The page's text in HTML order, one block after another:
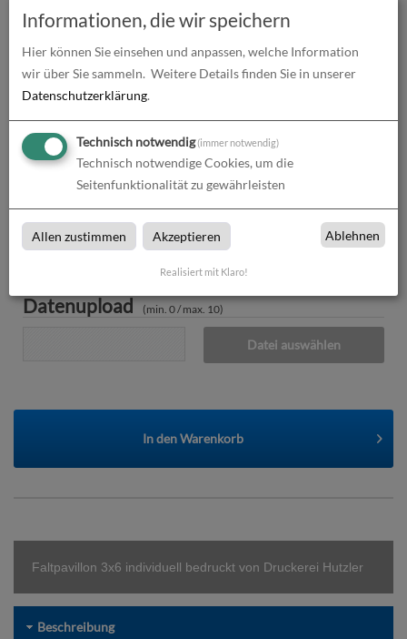
Druckdaten überprüfen 0,00
Produktion und Versand 0,00 €
Gesamtbetrag (netto)
zzgl. 19% MwSt.
Gesamtbetrag (brutto) 1.443,96€
Datenupload (min. 0 / max. 10)
Datei auswählen
In den Warenkorb
Faltpavillon 3x6 individuell bedruckt von Druckerei Hutzler
Beschreibung
Informationen, die wir speichern
Hier können Sie einsehen und anpassen, welche Information
wir über Sie sammeln. Weitere Details finden Sie in unserer
Datenschutzerklärung.
Technisch notwendig(immer notwendig)
Technisch notwendige Cookies, um die
Seitenfunktionalität zu gewährleisten
Allen zustimmen Akzeptieren Ablehnen
Realisiert mit Klaro!